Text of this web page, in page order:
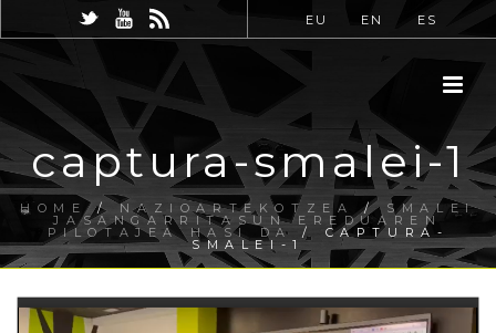
EU EN ES
captura-smalei-1
HOME/NAZIOARTEKOTZEA / SMALEI
JASANGARRITASUN EREDUAREN
PILOTAJEA HASI DA / CAPTURA-
SMALEI-1